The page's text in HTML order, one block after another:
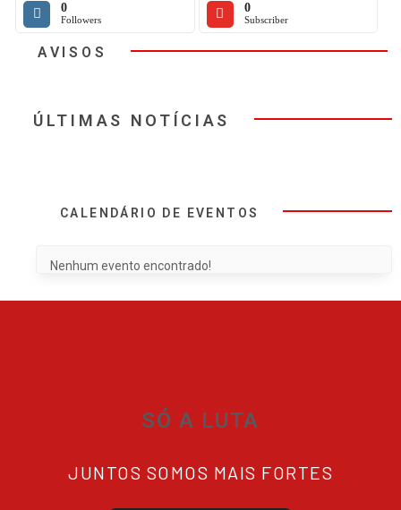
0
Followers
0
Subscriber
AVISOS
ÚLTIMAS NOTÍCIAS
CALENDÁRIO DE EVENTOS
Nenhum evento encontrado!
SÓ A LUTA
JUNTOS SOMOS MAIS FORTES